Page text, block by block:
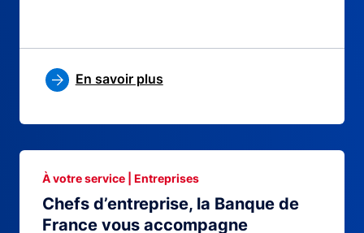
En savoir plus
Chefs d’entreprise, la Banque de
France vous accompagne
À votre service | Entreprises